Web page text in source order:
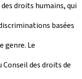
droits humains, qui
basées
genre. Le
des droits de